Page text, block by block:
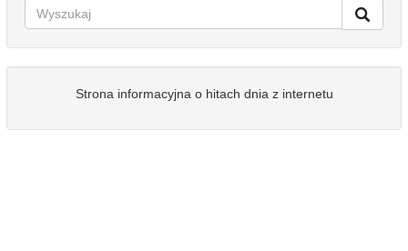
Strona informacyjna o hitach dnia z internetu